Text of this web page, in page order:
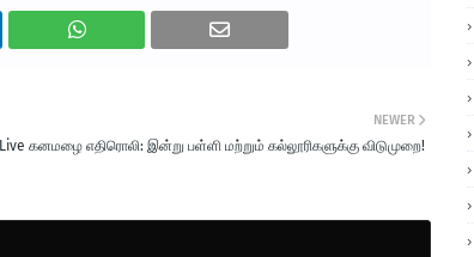
NEWER
Live கனமழை எதிரொலி: இன்று பள்ளி மற்றும் கல்லூரிகளுக்கு விடுமுறை!